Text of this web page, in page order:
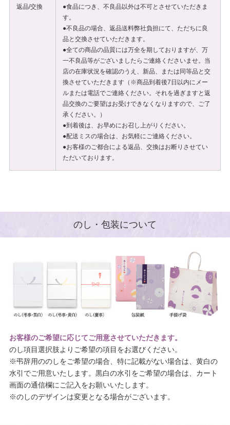
返品/交換
●食品につき、不良品以外は不可とさせていただきま
す。
●不良品の場合、返品送料弊社負担にて、ただちに良
品と交換させていただきます。
●全ての商品の品質には万全を期しておりますが、万
一不良品等がございましたらご連絡くださいませ。当
店の在庫状況を確認のうえ、新品、または同等品と交
換させていただきます（※商品到着後7日以内にメー
ルまたは電話でご連絡ください。それを過ぎますと返
品交換のご要望はお受けできなくなりますので、ご了
承ください。）
●到着後は、お早めにお召し上がりください。
●配送ミスの場合は、お気軽にご連絡ください。
●お客様のご都合による返品、交換はお断りさせてい
ただいております。
のし・包装について
お客様のご希望に応じてご用意させていただきます。
のし項目選択肢よりご希望の項目をお選びください。
※弔辞用ののしをご希望の場合、特に記載がない場合は、黄白の
水引でご用意いたします。黒白の水引をご希望の場合は、カート
画面の通信欄にご記入をお願いいたします。
※のしのデザインは変更となる場合がございます。